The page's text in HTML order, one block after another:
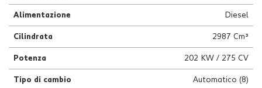
Alimentazione Diesel
Cilindrata 2987 Cm³
Potenza 202 KW / 275 CV
Tipo di cambio Automatico (8)
questi
di
tracciamento
si
rimanda
alla